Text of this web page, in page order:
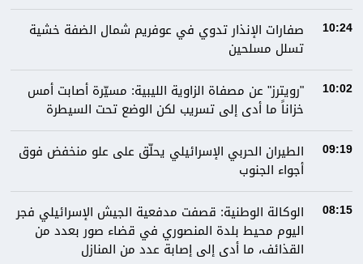
10:24
صفارات الإنذار تدوي في عوفريم شمال الضفة خشية
تسلل مسلحين
10:02
"رويترز" عن مصفاة الزاوية الليبية: مسيّرة أصابت أمس
خزاناً ما أدى إلى تسريب لكن الوضع تحت السيطرة
09:19
الطيران الحربي الإسرائيلي يحلّق على علو منخفض فوق
أجواء الجنوب
08:15
الوكالة الوطنية: قصفت مدفعية الجيش الإسرائيلي فجر
اليوم محيط بلدة المنصوري في قضاء صور بعدد من
القذائف، ما أدى إلى إصابة عدد من المنازل